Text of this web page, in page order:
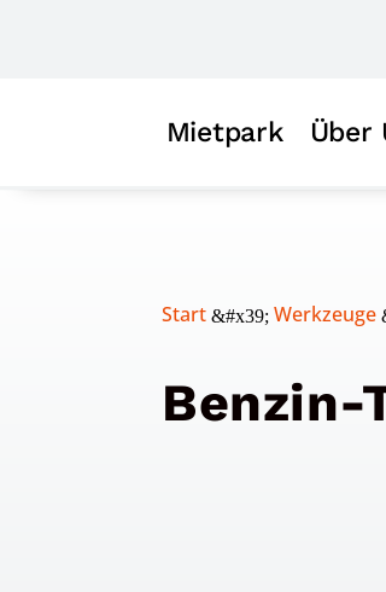
Mietpark Über
Start &#x39; Werkzeuge
Benzin-